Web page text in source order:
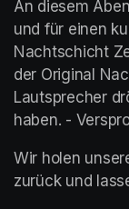
An diesem
und für einen
Nachtschicht
der Original
Lautsprecher
haben. -
Wir holen
zurück und